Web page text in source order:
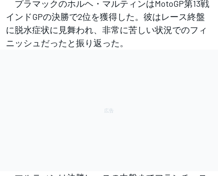
プラマックのホルヘ・マルティンはMotoGP第13戦
インドGPの決勝で2位を獲得した。彼はレース終盤
に脱水症状に見舞われ、非常に苦しい状況でのフィ
ニッシュだったと振り返った。